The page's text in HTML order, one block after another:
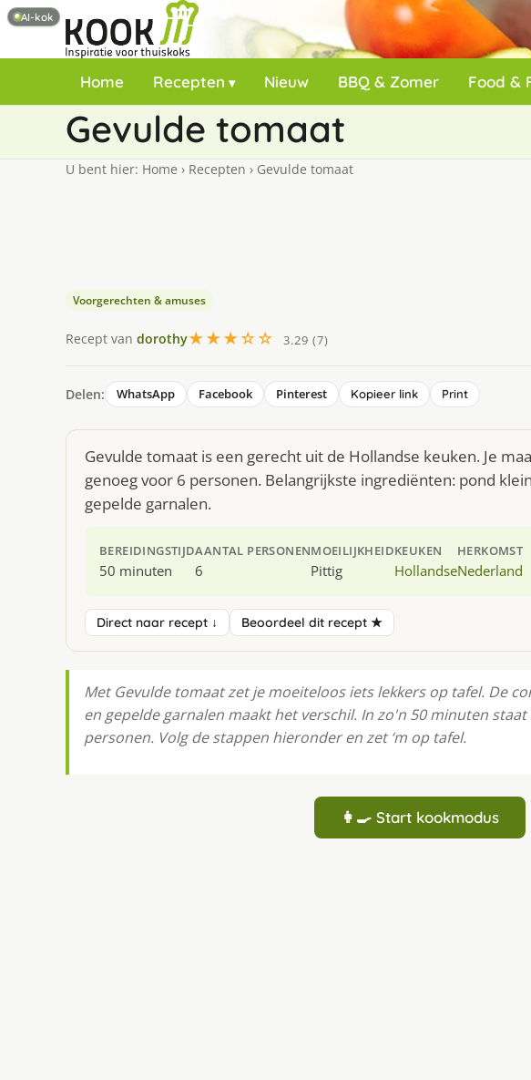
Home Recepten Nieuw BBQ & Zomer Food &
Gevulde tomaat
U bent hier: Home › Recepten › Gevulde tomaat
Voorgerechten & amuses
Recept van dorothy★★★☆☆ 3.29 (7)
Delen: WhatsApp Facebook Pinterest Kopieer link Print
Gevulde tomaat is een gerecht uit de Hollandse keuken. Je
genoeg voor 6 personen. Belangrijkste ingrediënten: pond
gepelde garnalen.
BEREIDINGSTIJD
50 minuten
AANTAL PERSONEN
6
MOEILIJKHEID
Pittig
KEUKEN
Hollandse
HERKOMST
Nederland
Direct naar recept ↓ Beoordeel dit recept ★
Met Gevulde tomaat zet je moeiteloos iets lekkers op tafel. De
en gepelde garnalen maakt het verschil. In zo'n 50 minuten
personen. Volg de stappen hieronder en zet ‘m op tafel.
👩‍🍳 Start kookmodus
AI-kok